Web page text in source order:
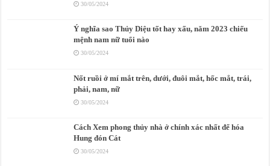
30/05/2024
Ý nghĩa sao Thủy Diệu tốt hay xấu, năm 2023 chiếu
mệnh nam nữ tuổi nào
30/05/2024
Nốt ruồi ở mí mắt trên, dưới, đuôi mắt, hốc mắt, trái,
phải, nam, nữ
30/05/2024
Cách Xem phong thủy nhà ở chính xác nhất để hóa
Hung đón Cát
30/05/2024